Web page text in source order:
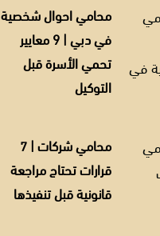
محامي احوال شخصية
في دبي | 9 معايير
تحمي الأسرة قبل
التوكيل
محامي شركات | 7
قرارات تحتاج مراجعة
قانونية قبل تنفيذها